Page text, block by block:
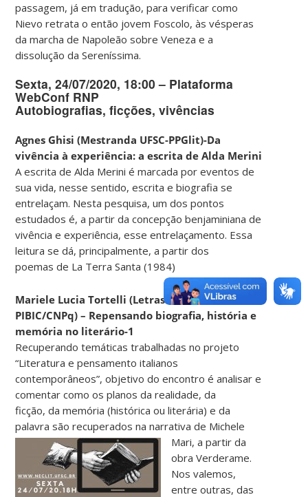
passagem, já em tradução, para verificar como
Nievo retrata o então jovem Foscolo, às vésperas
da marcha de Napoleão sobre Veneza e a
dissolução da Sereníssima.
Sexta, 24/07/2020, 18:00 – Plataforma
WebConf RNP
Autobiografias, ficções, vivências
Agnes Ghisi (Mestranda UFSC-PPGlit)-Da
vivência à experiência: a escrita de Alda Merini
A escrita de Alda Merini é marcada por eventos de
sua vida, nesse sentido, escrita e biografia se
entrelaçam. Nesta pesquisa, um dos pontos
estudados é, a partir da concepção benjaminiana de
vivência e experiência, esse entrelaçamento. Essa
leitura se dá, principalmente, a partir dos
poemas de La Terra Santa (1984)
Mariele Lucia Tortelli (Letras Italiano – UFSC-
PIBIC/CNPq) – Repensando biografia, história e
memória no literário-1
Recuperando temáticas trabalhadas no projeto
“Literatura e pensamento italianos
contemporâneos”, objetivo do encontro é analisar e
comentar como os planos da realidade, da
ficção, da memória (histórica ou literária) e da
palavra são recuperados na narrativa de Michele
Mari, a partir da
obra Verderame.
Nos valemos,
entre outras, das